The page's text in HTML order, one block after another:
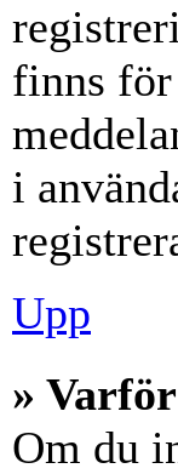
finns
i
Upp
»
Om du